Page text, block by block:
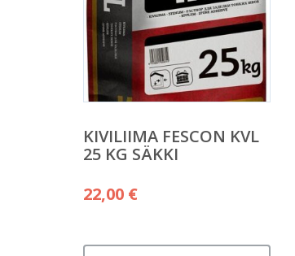
KIVILIIMA FESCON KVL
25 KG SÄKKI
22,00 €